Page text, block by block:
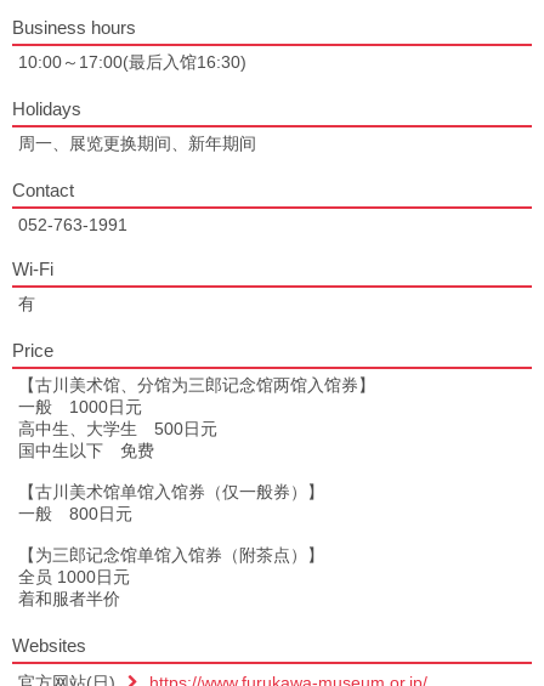
Business hours
10:00～17:00(最后入馆16:30)
Holidays
周一、展览更换期间、新年期间
Contact
052-763-1991
Wi-Fi
有
Price
【古川美术馆、分馆为三郎记念馆两馆入馆券】
一般 1000日元
高中生、大学生 500日元
国中生以下 免费
【古川美术馆单馆入馆券（仅一般券）】
一般 800日元
【为三郎记念馆单馆入馆券（附茶点）】
全员 1000日元
着和服者半价
Websites